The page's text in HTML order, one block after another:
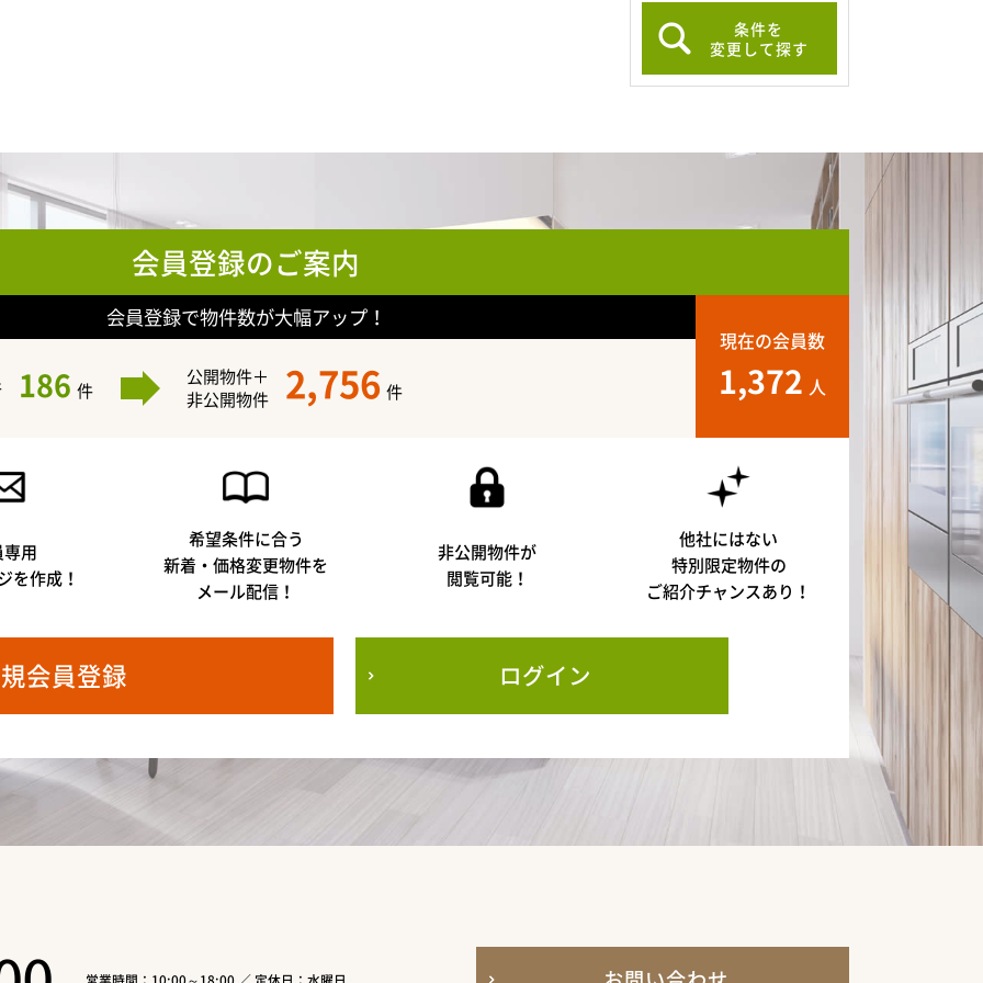
条件を
変更して探す
会員登録のご案内
会員登録で物件数が大幅アップ！
186 件
公開物件＋
非公開物件
2,756 件
現在の会員数
1,372 人
用
を作成！
希望条件に合う
新着・価格変更物件を
メール配信！
非公開物件が
閲覧可能！
他社にはない
特別限定物件の
ご紹介チャンスあり！
会員登録 ログイン